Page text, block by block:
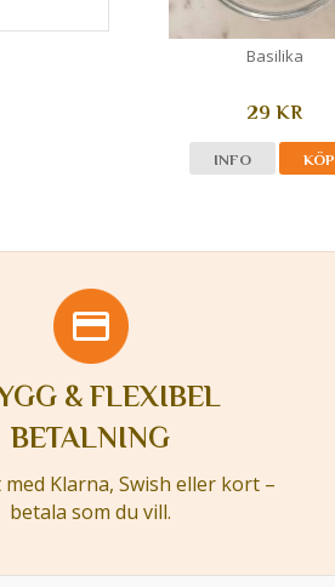
Basilika
29 KR
INFO KÖP
& FLEXIBEL
BETALNING
Klarna, Swish eller kort –
betala som du vill.